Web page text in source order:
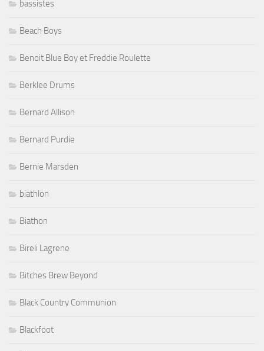
bassistes
Beach Boys
Benoit Blue Boy et Freddie Roulette
Berklee Drums
Bernard Allison
Bernard Purdie
Bernie Marsden
biathlon
Biathon
Bireli Lagrene
Bitches Brew Beyond
Black Country Communion
Blackfoot